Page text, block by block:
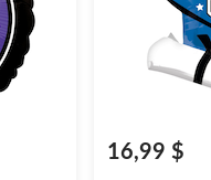
16,99 $